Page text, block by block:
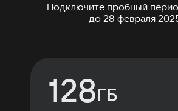
Подключите пробный
до 28 февраля
128ГБ